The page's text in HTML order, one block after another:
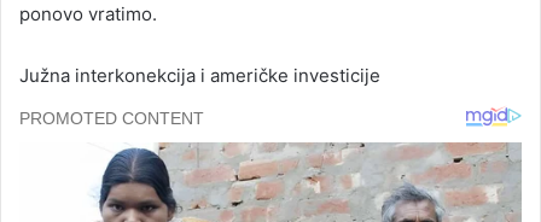
ponovo vratimo.
Južna interkonekcija i američke investicije